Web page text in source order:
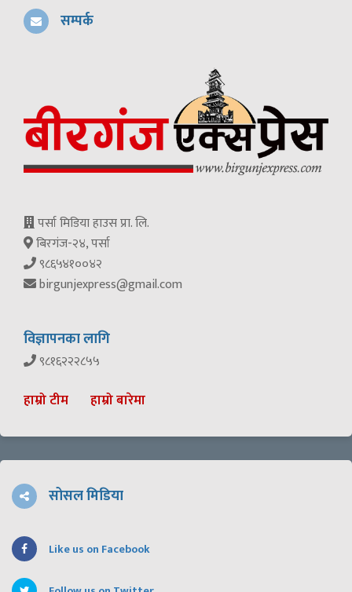
सम्पर्क
पर्सा मिडिया हाउस प्रा. लि.
बिरगंज-२४, पर्सा
९८६५४१००४२
birgunjexpress@gmail.com
विज्ञापनका लागि
९८१६२२२८५५
हाम्रो टीम हाम्रो बारेमा
सोसल मिडिया
Like us on Facebook